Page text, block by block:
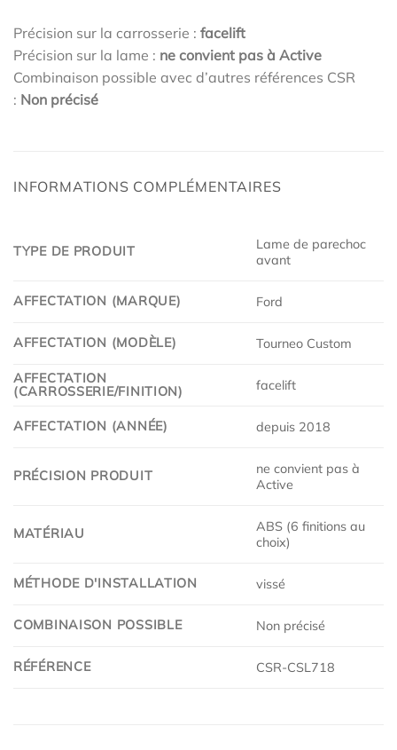
Précision sur la carrosserie : facelift
Précision sur la lame : ne convient pas à Active
Combinaison possible avec d’autres références CSR
: Non précisé
INFORMATIONS COMPLÉMENTAIRES
TYPE DE PRODUIT
Lame de parechoc
avant
AFFECTATION (MARQUE) Ford
AFFECTATION (MODÈLE) Tourneo Custom
AFFECTATION
(CARROSSERIE/FINITION)
facelift
AFFECTATION (ANNÉE) depuis 2018
PRÉCISION PRODUIT
ne convient pas à
Active
MATÉRIAU
ABS (6 finitions au
choix)
MÉTHODE D'INSTALLATION vissé
COMBINAISON POSSIBLE Non précisé
RÉFÉRENCE CSR-CSL718